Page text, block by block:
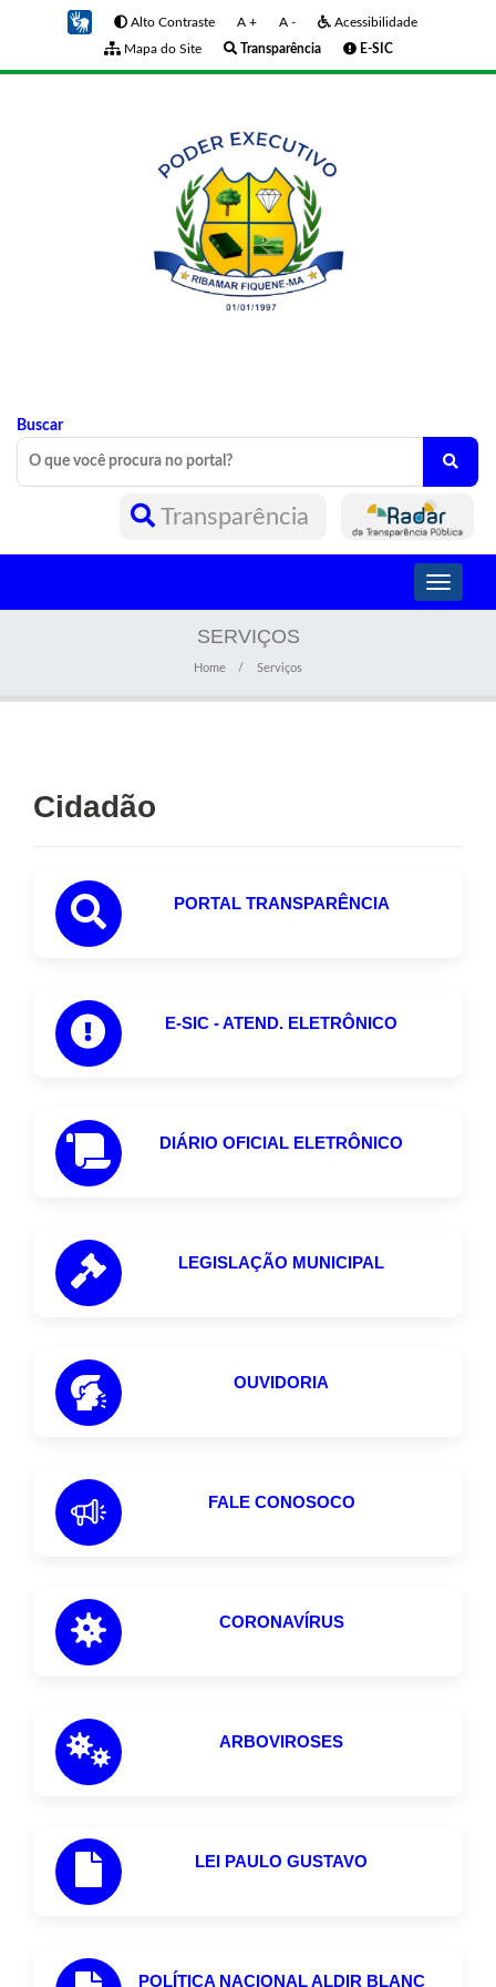
Alto Contraste A + A -
Acessibilidade
Mapa do Site
Transparência E-SIC
Buscar
Transparência
Toggle
SERVIÇOS
Home Serviços
Cidadão
PORTAL TRANSPARÊNCIA
E-SIC - ATEND. ELETRÔNICO
DIÁRIO OFICIAL ELETRÔNICO
LEGISLAÇÃO MUNICIPAL
OUVIDORIA
FALE CONOSOCO
CORONAVÍRUS
ARBOVIROSES
LEI PAULO GUSTAVO
POLÍTICA NACIONAL ALDIR BLANC